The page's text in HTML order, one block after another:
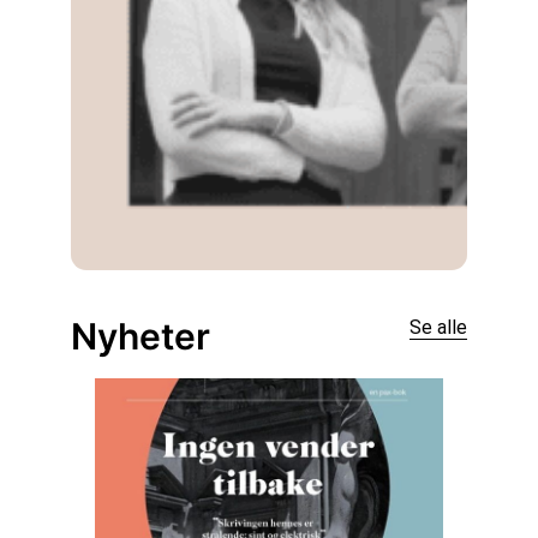
Nyheter Se alle